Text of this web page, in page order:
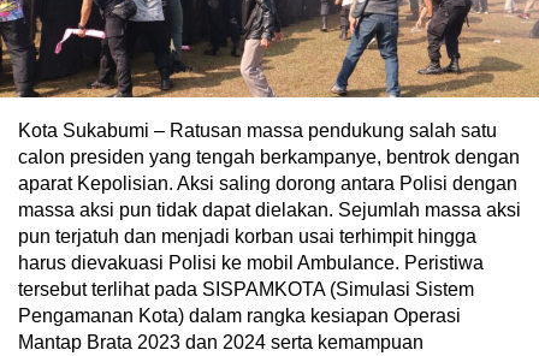
Kota Sukabumi – Ratusan massa pendukung salah satu
calon presiden yang tengah berkampanye, bentrok dengan
aparat Kepolisian. Aksi saling dorong antara Polisi dengan
massa aksi pun tidak dapat dielakan. Sejumlah massa aksi
pun terjatuh dan menjadi korban usai terhimpit hingga
harus dievakuasi Polisi ke mobil Ambulance. Peristiwa
tersebut terlihat pada SISPAMKOTA (Simulasi Sistem
Pengamanan Kota) dalam rangka kesiapan Operasi
Mantap Brata 2023 dan 2024 serta kemampuan